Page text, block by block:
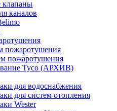
клапаны
каналов
пожаротушения
пожаротушения
Tyco (АРХИВ)
для водоснабжения
для систем отопления
Wester